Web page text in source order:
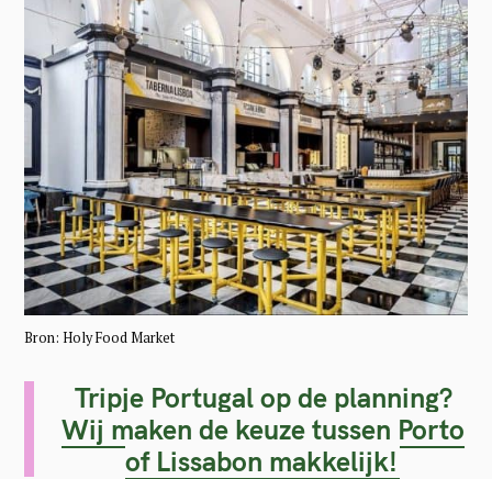
Bron: Holy Food Market
Tripje Portugal op de planning?
Wij maken de keuze tussen Porto
of Lissabon makkelijk!